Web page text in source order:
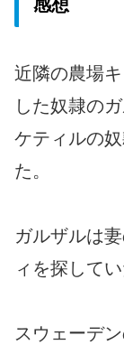
感想
近隣の農場
した奴隷のガ
ケティルの
た。
ガルザルは
ィを探してい
スウェーデ